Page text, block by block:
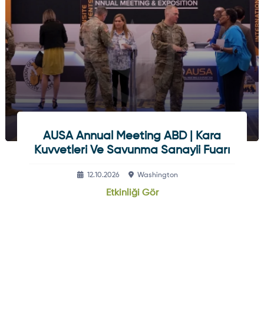
AUSA Annual Meeting ABD | Kara
Kuvvetleri Ve Savunma Sanayii Fuarı
12.10.2026 Washington
Etkinliği Gör